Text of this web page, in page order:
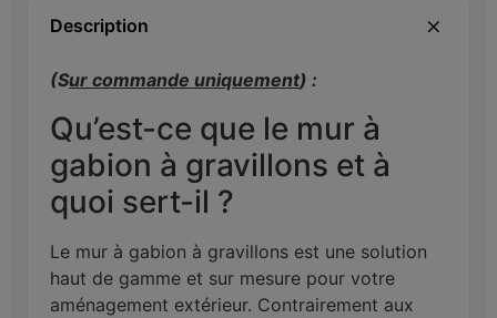
Description
(Sur commande uniquement) :
Qu’est-ce que le mur à
gabion à gravillons et à
quoi sert-il ?
Le mur à gabion à gravillons est une solution
haut de gamme et sur mesure pour votre
aménagement extérieur. Contrairement aux